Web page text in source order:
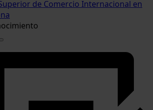
de Comercio Internacional en